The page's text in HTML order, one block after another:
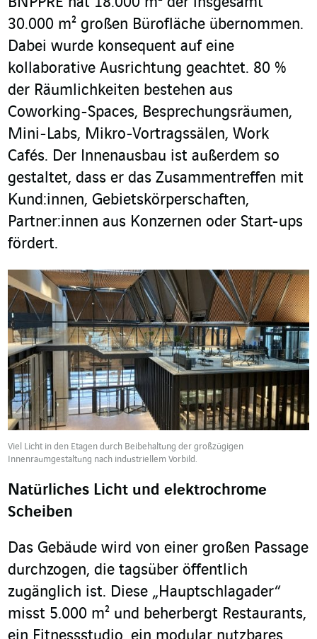
30.000 m² großen Bürofläche übernommen.
Dabei wurde konsequent auf eine
kollaborative Ausrichtung geachtet. 80 %
der Räumlichkeiten bestehen aus
Coworking-Spaces, Besprechungsräumen,
Mini-Labs, Mikro-Vortragssälen, Work
Cafés. Der Innenausbau ist außerdem so
gestaltet, dass er das Zusammentreffen mit
Kund:innen, Gebietskörperschaften,
Partner:innen aus Konzernen oder Start-ups
fördert.
Viel Licht in den Etagen durch Beibehaltung der großzügigen
Innenraumgestaltung nach industriellem Vorbild.
Natürliches Licht und elektrochrome
Scheiben
Das Gebäude wird von einer großen Passage
durchzogen, die tagsüber öffentlich
zugänglich ist. Diese „Hauptschlagader“
misst 5.000 m² und beherbergt Restaurants,